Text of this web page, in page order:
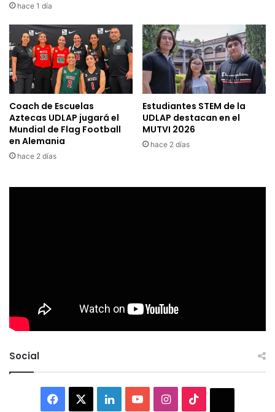
hace 1 día
Coach de Escuelas
Aztecas UDLAP jugará el
Mundial de Flag Football
en Alemania
hace 2 días
Estudiantes STEM de la
UDLAP destacan en el
MUTVI 2026
hace 2 días
Social
Facebook LinkedInYouTubeInstagram